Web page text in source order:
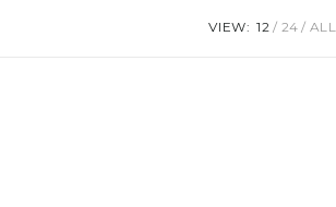
VIEW: 12 24 ALL